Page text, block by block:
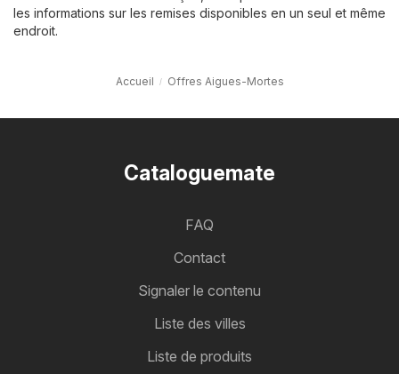
les informations sur les remises disponibles en un seul et même
endroit.
Accueil Offres Aigues-Mortes
Cataloguemate
FAQ
Contact
Signaler le contenu
Liste des villes
Liste de produits